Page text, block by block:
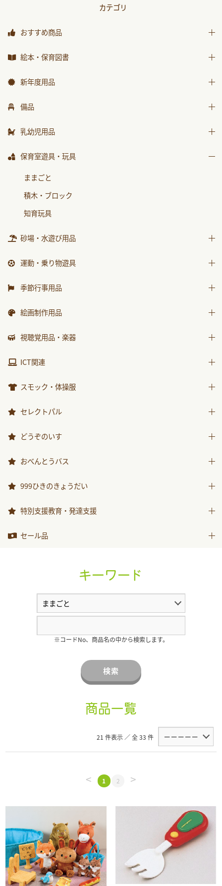
カテゴリ
おすすめ商品
おすすめ商品
絵本・保育図書
絵本
月刊絵本 バックナンバー
おはなしチャイルド
ｻﾝﾁｬｲﾙﾄﾞ ﾋﾞｯｸﾞｻｲｴﾝｽ
ﾁｬｲﾙﾄﾞ科学絵本館なぜなぜ
ｽｰﾊﾟｰﾜｲﾄﾞことばとかず
みんなともだち
あそぼ！
2025年度月刊絵本
2026年度月刊絵本
新年度用品
出席帳・シール
ワーク
画帳・おもいで
絵画・造形用品
個人保育用品
各種用紙・証書
備品
椅子
収納用品
環境備品
防災・安全用品
衛生・トイレ用品
乳幼児用品
乳幼児備品
保育室遊具・玩具
ままごと
積木・ブロック
知育玩具
砂場・水遊び用品
砂場用品
運動・乗り物遊具
運動遊具
季節行事用品
運動会用品
包装紙・紙袋
絵画制作用品
画材
視聴覚用品・楽器
視聴覚用品
ICT関連
ICT関連
スモック・体操服
スモック
セレクトパル
先生用ウェア
どうぞのいす
どうぞのいす
おべんとうバス
おべんとうバス
999ひきのきょうだい
999ひきのきょうだい
特別支援教育・発達支援
特別支援教育・発達支援
セール品
キーワード
※コードNo、商品名の中から検索します。
検索
商品一覧
21 件表示 ／ 全 33 件
< 1 2 >